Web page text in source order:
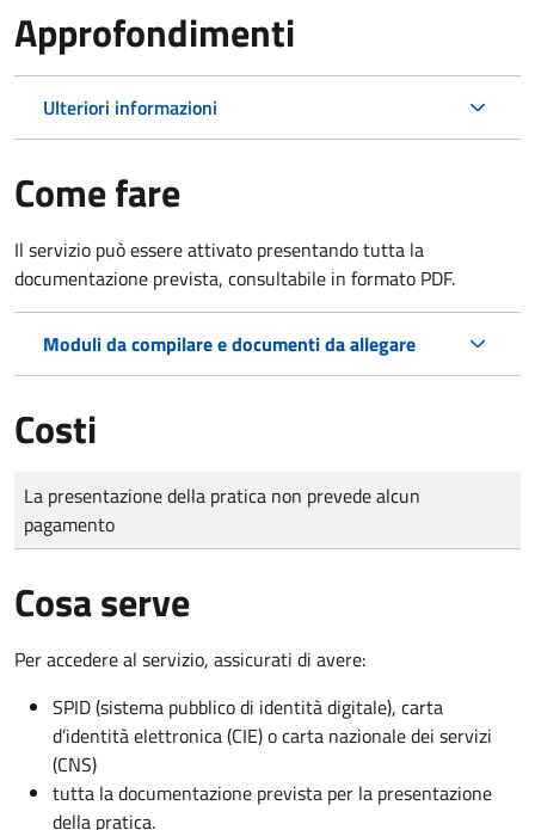
Approfondimenti
Ulteriori informazioni
Come fare
Il servizio può essere attivato presentando tutta la
documentazione prevista, consultabile in formato PDF.
Moduli da compilare e documenti da allegare
Costi
Tipo di pagamento
Importo
La presentazione della pratica non prevede alcun
pagamento
Cosa serve
Per accedere al servizio, assicurati di avere:
SPID (sistema pubblico di identità digitale), carta
d’identità elettronica (CIE) o carta nazionale dei servizi
(CNS)
tutta la documentazione prevista per la presentazione
della pratica.